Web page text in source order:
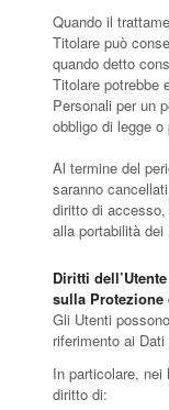
Quando il
Titolare può
quando detto
Titolare potrebbe
Personali per un
obbligo di legge o
Al termine del
saranno
diritto di
alla portabilità
Diritti
sulla Protezione
Gli Utenti
riferimento ai
In particolare, nei
diritto di: